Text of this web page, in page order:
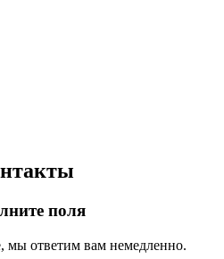
поля
мы ответим вам немедленно.